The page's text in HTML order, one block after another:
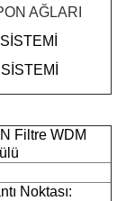
AĞLARI
Filtre WDM
Noktası: